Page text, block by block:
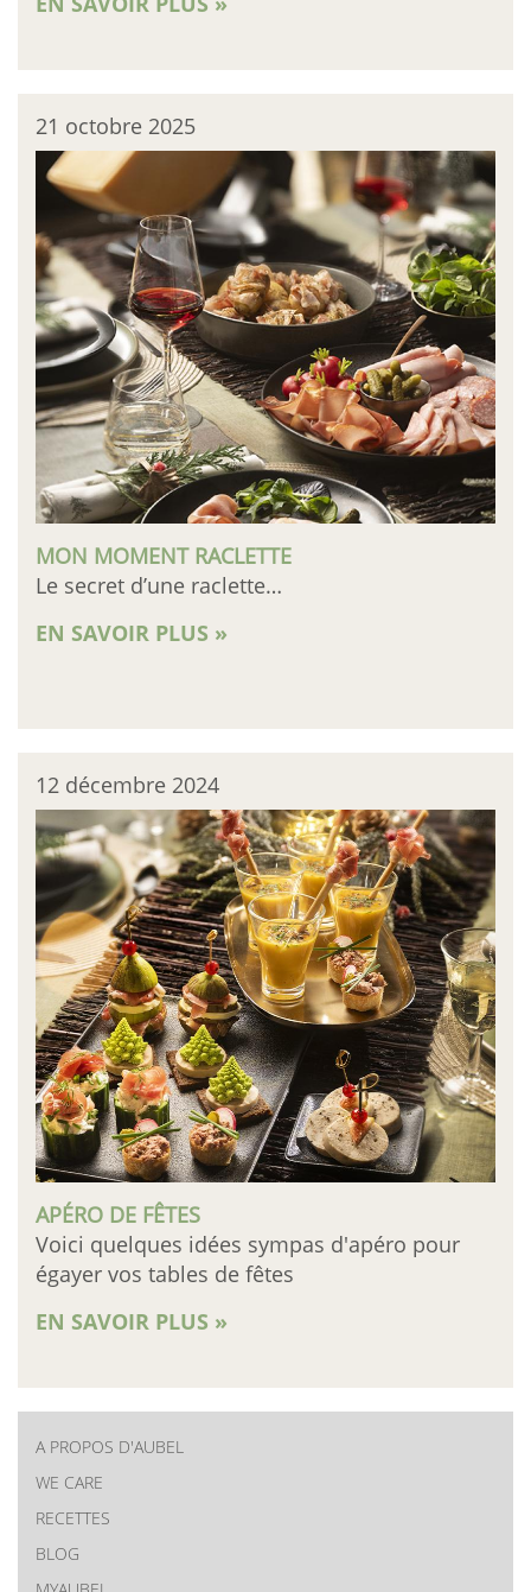
21 octobre 2025
MON MOMENT RACLETTE
Le secret d’une raclette…
EN SAVOIR PLUS »
12 décembre 2024
APÉRO DE FÊTES
Voici quelques idées sympas d'apéro pour
égayer vos tables de fêtes
EN SAVOIR PLUS »
New
menu
A PROPOS D'AUBEL
WE CARE
RECETTES
BLOG